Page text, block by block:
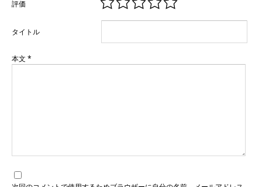
評価
タイトル
本文 *